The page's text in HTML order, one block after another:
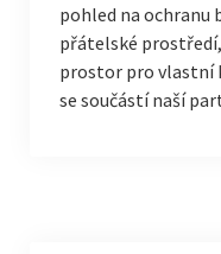
pohled na ochranu
přátelské
prostor pro vlastní
se součástí naší